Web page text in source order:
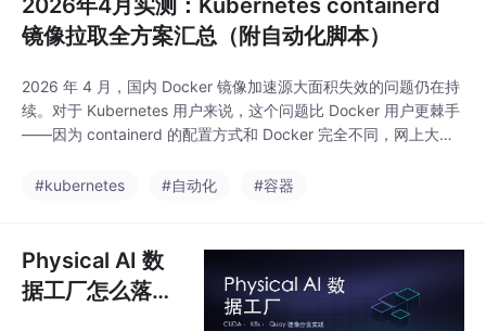
解决方案。文章包含从
基础部署到进阶配置的
快速启动、显存优化、
性能调优等关键环节，
并附有详细的参数说明
均在Ubuntu 22.04+NV
2026年4月实测：Kubernetes containerd
镜像拉取全方案汇总（附自动化脚本）
2026 年 4 月，国内 Docker 镜像加速源大面积失效的问题仍在持
续。对于 Kubernetes 用户来说，这个问题比 Docker 用户更棘手
——因为 containerd 的配置方式和 Docker 完全不同，网上大量
测环境，整理了 5 种 containerd 镜像加速方案，并提供完整的 K
#kubernetes #自动化 #容器
Physical AI 数
据工厂怎么落